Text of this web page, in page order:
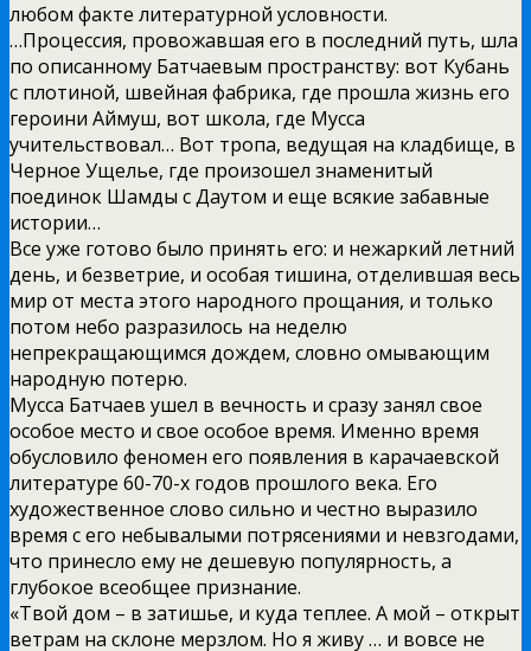
любом факте литературной условности.
…Процессия, провожавшая его в последний путь, шла
по описанному Батчаевым пространству: вот Кубань
с плотиной, швейная фабрика, где прошла жизнь его
героини Аймуш, вот школа, где Мусса
учительствовал… Вот тропа, ведущая на кладбище, в
Черное Ущелье, где произошел знаменитый
поединок Шамды с Даутом и еще всякие забавные
истории…
Все уже готово было принять его: и нежаркий летний
день, и безветрие, и особая тишина, отделившая весь
мир от места этого народного прощания, и только
потом небо разразилось на неделю
непрекращающимся дождем, словно омывающим
народную потерю.
Мусса Батчаев ушел в вечность и сразу занял свое
особое место и свое особое время. Именно время
обусловило феномен его появления в карачаевской
литературе 60-70-х годов прошлого века. Его
художественное слово сильно и честно выразило
время с его небывалыми потрясениями и невзгодами,
что принесло ему не дешевую популярность, а
глубокое всеобщее признание.
«Твой дом – в затишье, и куда теплее. А мой – открыт
ветрам на склоне мерзлом. Но я живу … и вовсе не